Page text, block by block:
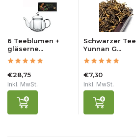
6 Teeblumen +
gläserne...
€28,75
Inkl. MwSt.
Schwarzer Tee
Yunnan G...
€7,30
Inkl. MwSt.